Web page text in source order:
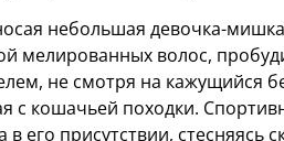
небольшая девочка-
мелированных волос,
не смотря на кажущийся
с кошачьей походки.
его присутствии, стесняясь